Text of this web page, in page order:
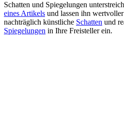
Schatten und Spiegelungen
eines Artikels und lassen ihn
nachträglich künstliche Schatten und
Spiegelungen in Ihre Freisteller ein.